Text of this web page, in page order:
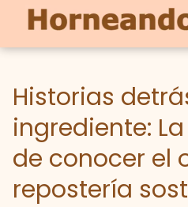
Historias
ingrediente:
de conocer el
repostería